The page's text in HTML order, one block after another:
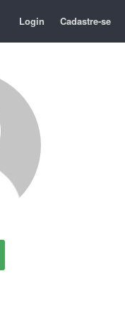
Login Cadastre-se